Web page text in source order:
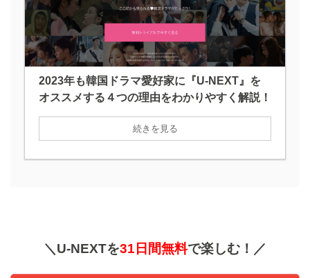
2023年も韓国ドラマ愛好家に『U-NEXT』を
オススメする４つの理由をわかりやすく解説！
続きを見る
＼U-NEXTを31日間無料で楽しむ！／